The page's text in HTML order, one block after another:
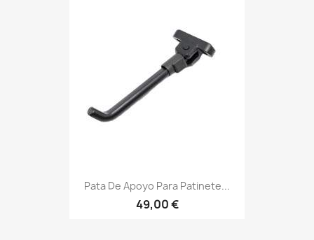
Pata De Apoyo Para Patinete...
49,00 €